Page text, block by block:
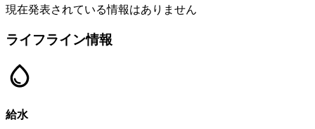
現在発表されている情報はありません
ライフライン情報
給水